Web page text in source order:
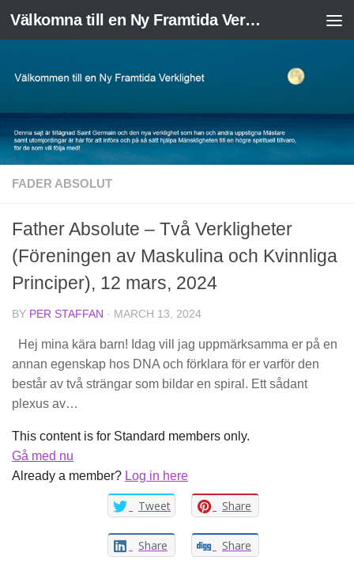
Skip to content Välkomna till en Ny Framtida Verklighet
FADER ABSOLUT
Father Absolute – Två Verkligheter
(Föreningen av Maskulina och Kvinnliga
Principer), 12 mars, 2024
BY PER STAFFAN · MARCH 13, 2024
Hej mina kära barn! Idag vill jag uppmärksamma er på en
annan egenskap hos DNA och förklara för er varför den
består av två strängar som bildar en spiral. Ett sådant
plexus av…
This content is for Standard members only.
Gå med nu
Already a member? Log in here
Tweet Share
Share Share